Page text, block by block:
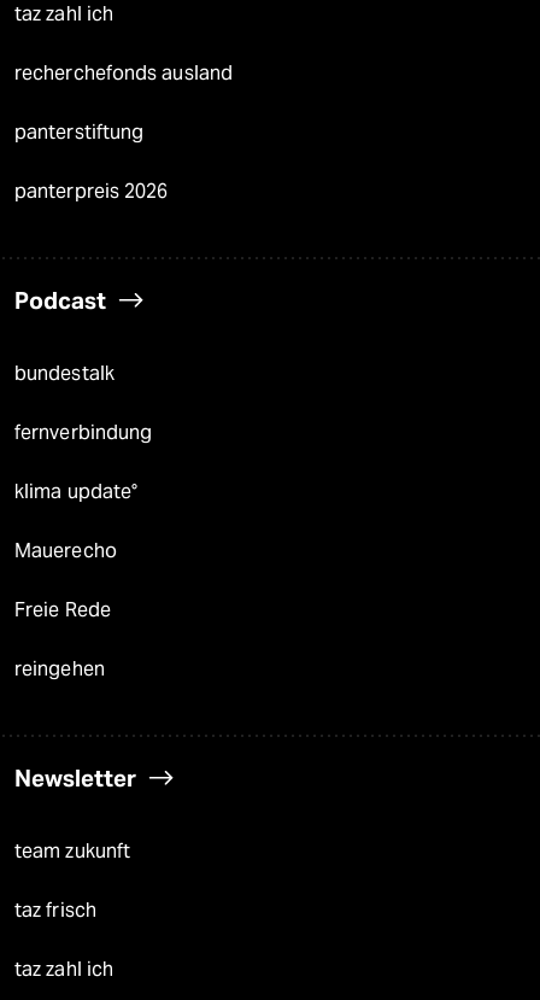
taz zahl ich
recherchefonds ausland
panterstiftung
panterpreis 2026
Podcast
bundestalk
fernverbindung
klima update°
Mauerecho
Freie Rede
reingehen
Newsletter
team zukunft
taz frisch
taz zahl ich